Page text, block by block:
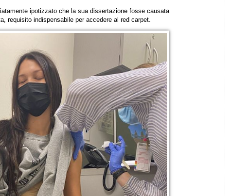
ipotizzato che la sua dissertazione fosse causata
requisito indispensabile per accedere al red carpet.